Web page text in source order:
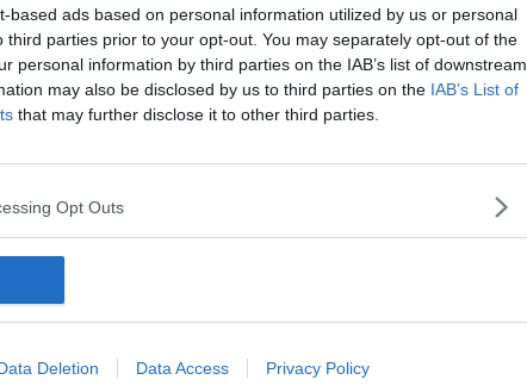
based ads based on personal information utilized by us or personal
third parties prior to your opt-out. You may separately opt-out of the
personal information by third parties on the IAB’s list of downstream
may also be disclosed by us to third parties on the IAB’s List of
that may further disclose it to other third parties.
Opt Outs
Deletion Data Access Privacy Policy
complessità
e l’impegno dei Cittadini
umana